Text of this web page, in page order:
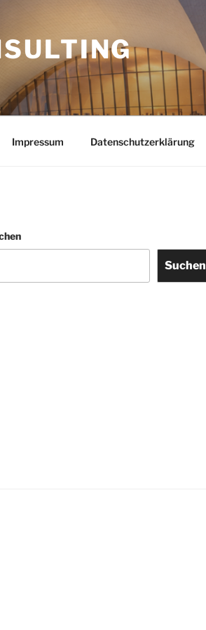
Impressum Datenschutzerklärung
Suchen